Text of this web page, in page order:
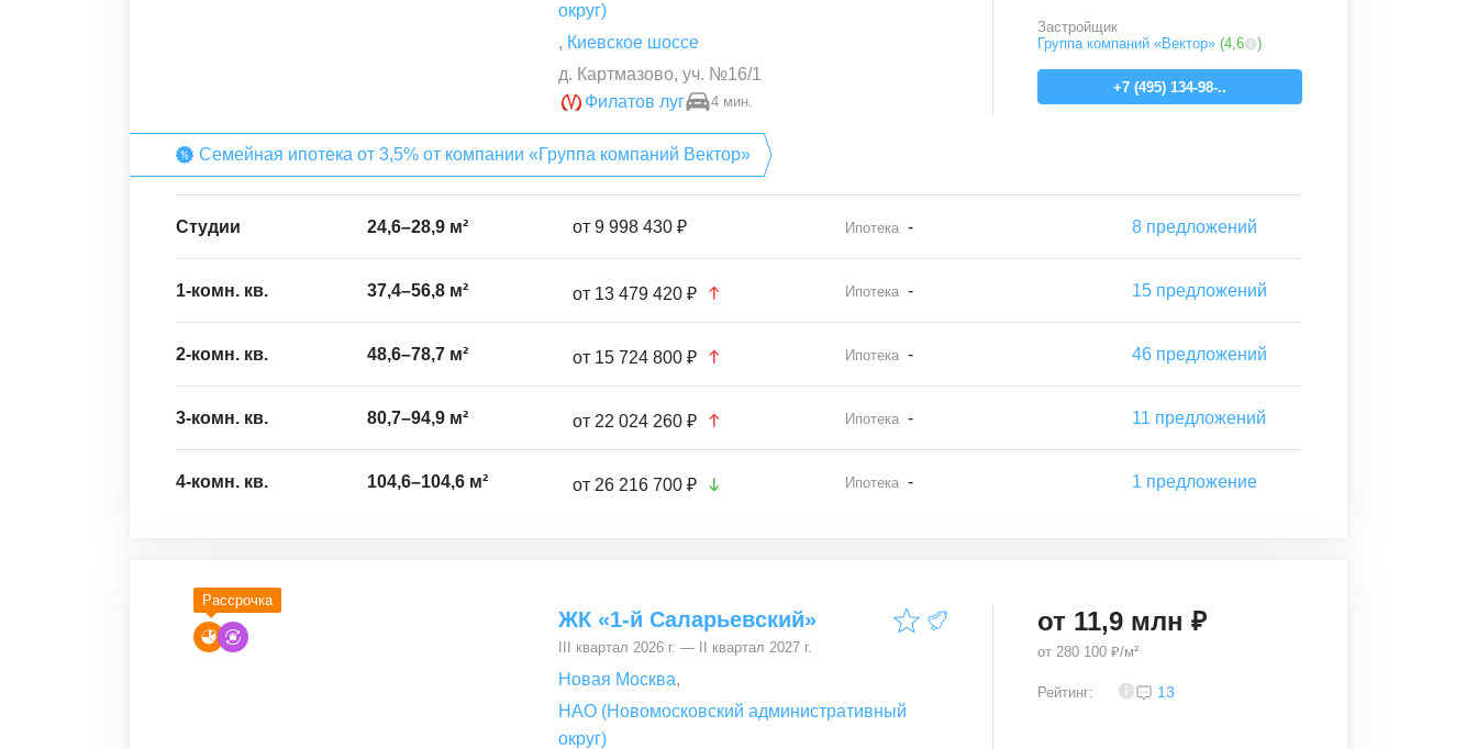
округ)
, Киевское шоссе
д. Картмазово, уч. №16/1
Филатов луг
4 мин.
Застройщик
Группа компаний «Вектор» (4,6 )
+7 (495) 134-98-..
Семейная ипотека от 3,5% от компании «Группа компаний Вектор»
Студии 24,6–28,9 м² от 9 998 430 ₽ Ипотека - 8 предложений
1-комн. кв. 37,4–56,8 м² от 13 479 420 ₽ Ипотека - 15 предложений
2-комн. кв. 48,6–78,7 м² от 15 724 800 ₽ Ипотека - 46 предложений
3-комн. кв. 80,7–94,9 м² от 22 024 260 ₽ Ипотека - 11 предложений
4-комн. кв. 104,6–104,6 м² от 26 216 700 ₽ Ипотека - 1 предложение
Рассрочка
ЖК «1-й Саларьевский»
III квартал 2026 г. — II квартал 2027 г.
Новая Москва,
НАО (Новомосковский административный
округ)
от 11,9 млн ₽
от 280 100 ₽/м²
Рейтинг: 13